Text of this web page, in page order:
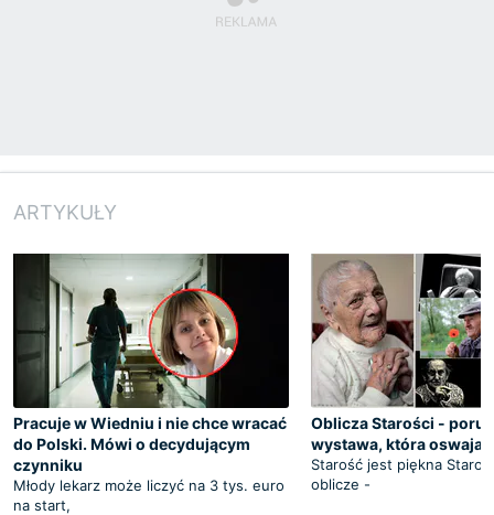
ARTYKUŁY
Pracuje w Wiedniu i nie chce wracać
do Polski. Mówi o decydującym
czynniku
Młody lekarz może liczyć na 3 tys. euro
na start,
Oblicza Starości -
wystawa, która oswaja
Starość jest piękna
oblicze -